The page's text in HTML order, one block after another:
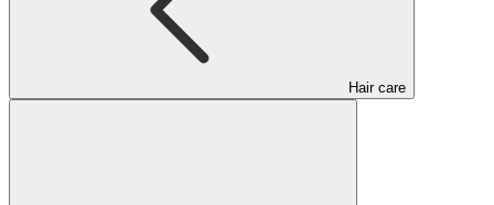
Hair care